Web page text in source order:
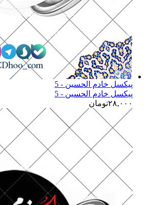
پیکسل خادم الحسین - 5
پیکسل خادم الحسین - 5
۲۸,۰۰۰تومان